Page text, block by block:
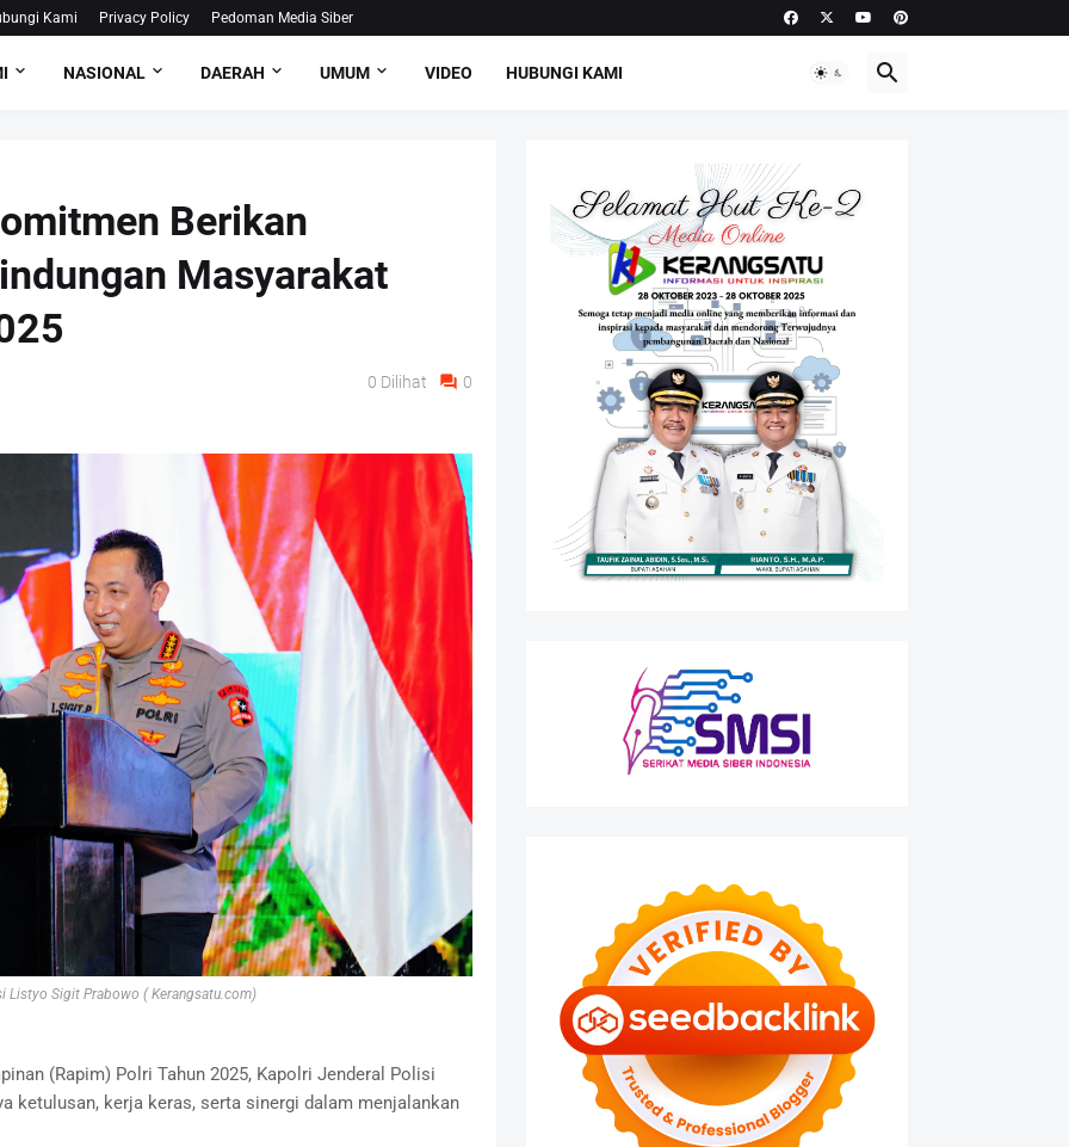
Kami Privacy Policy Pedoman Media Siber
NASIONAL DAERAH UMUM VIDEO HUBUNGI KAMI
Berikan
Masyarakat
0 Dilihat 0
Listyo Sigit Prabowo ( Kerangsatu.com)
(Rapim) Polri Tahun 2025, Kapolri Jenderal Polisi
ketulusan, kerja keras, serta sinergi dalam menjalankan